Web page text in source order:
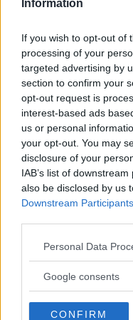
Information
If you wish to opt-out of
processing of your
targeted advertising by
section to confirm your
opt-out request is
interest-based ads
us or personal
your opt-out. You may
disclosure of your
IAB’s list of
also be disclosed by us
Downstream Participants
Please note that this
not limited to your visit
use your data for below
Personal Data
Google consents
CONFIRM
Hur får svenska
berörs och hur
– Om bilen skulle
kunden kontaktad
en kostnadsfri
händelse av att
aktiveras i
kunder att
för Mercedes-
Felet med
till några dödsfall.
skrapsår och
inrapporterade